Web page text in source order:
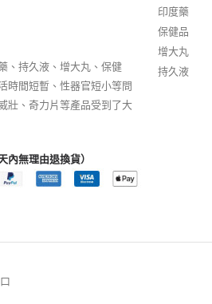
、持久液、增大丸、保健
時間短暫、性器官短小等問
壯、奇力片等產品受到了大
內無理由退換貨）
印度藥
保健品
增大丸
持久液